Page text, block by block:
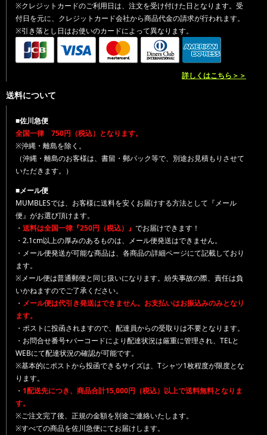
※クレジットカードのご利用日は、注文を受け付けた日となります。受
付日を元に、クレジットカード会社から商品代金の請求が行われます。
※引き落とし日はお使いのカードによって異なります。
詳しくはこちら＞＞
送料について
■佐川急便
全国一律 750円（税込）となります。
※沖縄・離島を除く。
（沖縄・離島のお客様は、書留・郵パック等で、別途お見積もりさせて
いただきます。）
■メール便
MUMBLESでは、お客様に送料を安くお届けする方法として『メール
便』がお選び頂けます。
・ 送料は全国一律『250円（税込）』 でお届けできます！
・2.1cm以上の厚みのあるものは、メール便発送はできません。
・メール便発送が可能な商品は、各商品の詳細ページにて記載しており
ます。
※メール便は普通郵便と同じ扱いになります。紛失事故の際、責任は負
いかねますのでご了承ください。
・ メール便は代引き発送はできません。お支払いはお振込みのみとなり
ます。
・ポストに投函されますので、配達員からの受取りは不要となります。
・お問合せ番号+バーコードにより配達状況は厳重に管理され、TELと
WEBにて配達状況の確認が可能です。
※基本的にポストから投函できるサイズは、Tシャツ1枚程度が限度とな
ります。
・ 1配送先につき、商品合計15,000円（税込）以上で送料無料となりま
す。
※ご注文完了後、正規の金額を別途ご連絡いたします。
※すべての商品を佐川急便にてお届けします。